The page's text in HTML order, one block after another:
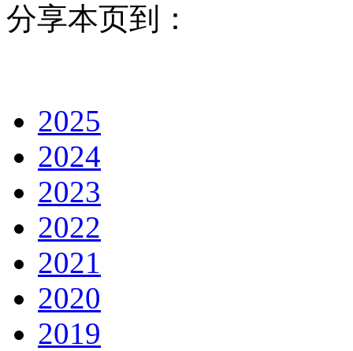
分享本页到：
2025
2024
2023
2022
2021
2020
2019